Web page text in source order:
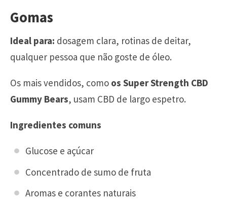
Gomas
Ideal para: dosagem clara, rotinas de deitar,
qualquer pessoa que não goste de óleo.
Os mais vendidos, como os Super Strength CBD
Gummy Bears, usam CBD de largo espetro.
Ingredientes comuns
Glucose e açúcar
Concentrado de sumo de fruta
Aromas e corantes naturais